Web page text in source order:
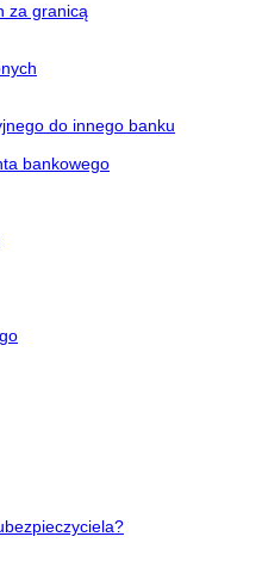
za granicą
do innego banku
bankowego